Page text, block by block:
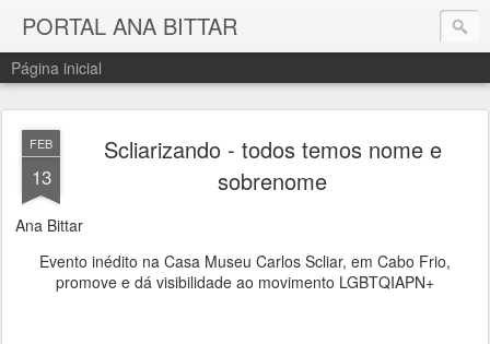
PORTAL ANA BITTAR
Página inicial
FEB
13
Scliarizando - todos temos nome e
sobrenome
Ana Bittar
Evento inédito na Casa Museu Carlos Scliar, em Cabo Frio,
promove e dá visibilidade ao movimento LGBTQIAPN+